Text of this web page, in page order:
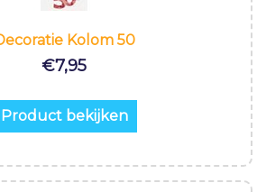
Kolom 50
€7,95
Product bekijken